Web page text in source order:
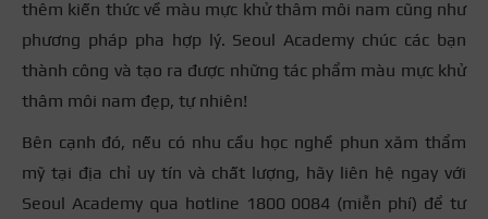
thêm kiến thức về màu mực khử thâm môi nam cũng như
phương pháp pha hợp lý. Seoul Academy chúc các bạn
thành công và tạo ra được những tác phẩm màu mực khử
thâm môi nam đẹp, tự nhiên!
Bên cạnh đó, nếu có nhu cầu học nghề phun xăm thẩm
mỹ tại địa chỉ uy tín và chất lượng, hãy liên hệ ngay với
Seoul Academy qua hotline 1800 0084 (miễn phí) để tư